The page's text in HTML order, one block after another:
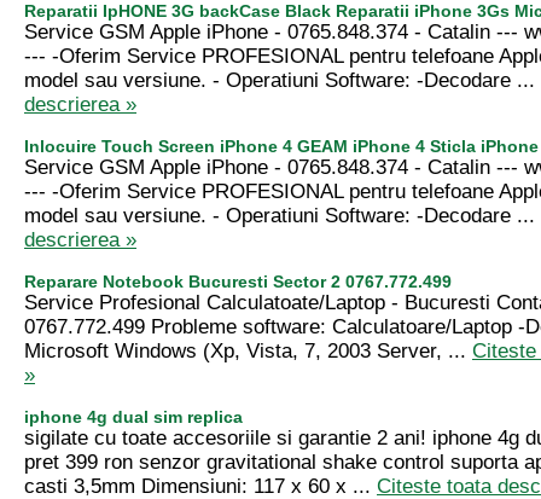
Reparatii IpHONE 3G backCase Black Reparatii iPhone 3Gs
Service GSM Apple iPhone - 0765.848.374 - Catalin ---
--- -Oferim Service PROFESIONAL pentru telefoane
model sau versiune. - Operatiuni Software: -Decodare ...
descrierea »
Inlocuire Touch Screen iPhone 4 GEAM iPhone 4 Sticla
Service GSM Apple iPhone - 0765.848.374 - Catalin ---
--- -Oferim Service PROFESIONAL pentru telefoane
model sau versiune. - Operatiuni Software: -Decodare ...
descrierea »
Reparare Notebook Bucuresti Sector 2 0767.772.499
Service Profesional Calculatoate/Laptop - Bucuresti
0767.772.499 Probleme software: Calculatoare/Laptop -
Microsoft Windows (Xp, Vista, 7, 2003 Server, ... Citeste
»
iphone 4g dual sim replica
sigilate cu toate accesoriile si garantie 2 ani! iphone 4g
pret 399 ron senzor gravitational shake control suporta
casti 3,5mm Dimensiuni: 117 x 60 x ... Citeste toata